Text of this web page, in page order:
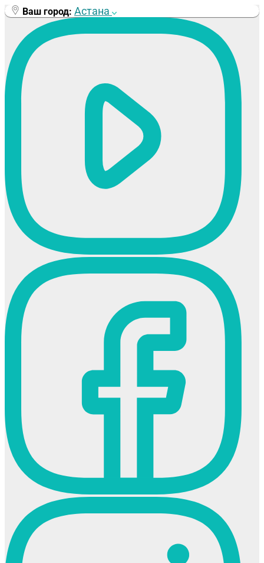
Перейти
содержимому
Ваш город: Астана